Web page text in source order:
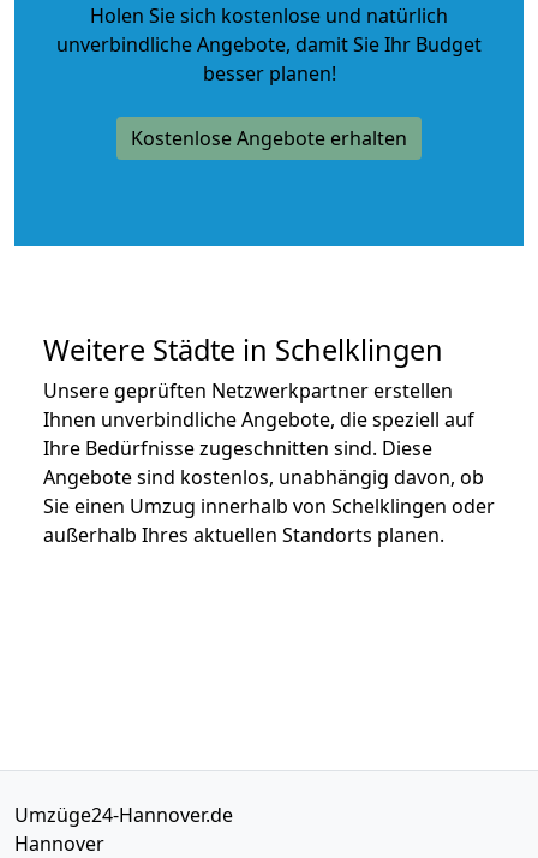
Holen Sie sich kostenlose und natürlich
unverbindliche Angebote, damit Sie Ihr Budget
besser planen!
Kostenlose Angebote erhalten
Weitere Städte in Schelklingen
Unsere geprüften Netzwerkpartner erstellen
Ihnen unverbindliche Angebote, die speziell auf
Ihre Bedürfnisse zugeschnitten sind. Diese
Angebote sind kostenlos, unabhängig davon, ob
Sie einen Umzug innerhalb von Schelklingen oder
außerhalb Ihres aktuellen Standorts planen.
Umzüge24-Hannover.de
Hannover